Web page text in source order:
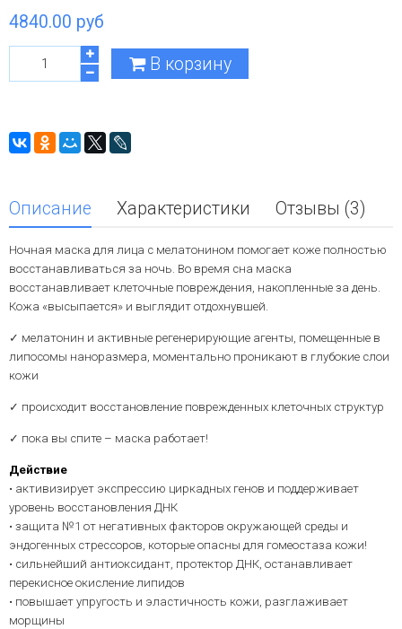
4840.00 руб
В корзину
Описание Характеристики Отзывы (3)
Ночная маска для лица с мелатонином помогает коже полностью
восстанавливаться за ночь. Во время сна маска
восстанавливает клеточные повреждения, накопленные за день.
Кожа «высыпается» и выглядит отдохнувшей.
✓ мелатонин и активные регенерирующие агенты, помещенные в
липосомы наноразмера, моментально проникают в глубокие слои
кожи
✓ происходит восстановление поврежденных клеточных структур
✓ пока вы спите – маска работает!
Действие
• активизирует экспрессию циркадных генов и поддерживает
уровень восстановления ДНК
• защита №1 от негативных факторов окружающей среды и
эндогенных стрессоров, которые опасны для гомеостаза кожи!
• сильнейший антиоксидант, протектор ДНК, останавливает
перекисное окисление липидов
• повышает упругость и эластичность кожи, разглаживает
морщины